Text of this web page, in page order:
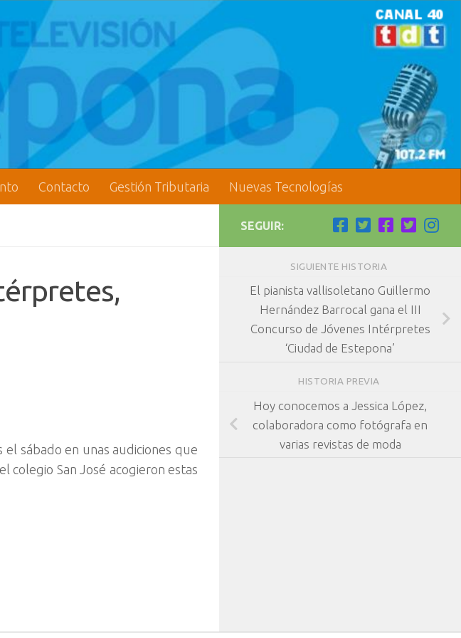
Contacto Gestión Tributaria Nuevas Tecnologías
sábado en unas audiciones que
colegio San José acogieron estas
SEGUIR:
SIGUIENTE HISTORIA
El pianista vallisoletano Guillermo
Hernández Barrocal gana el III
Concurso de Jóvenes Intérpretes
‘Ciudad de Estepona’
HISTORIA PREVIA
Hoy conocemos a Jessica López,
colaboradora como fotógrafa en
varias revistas de moda